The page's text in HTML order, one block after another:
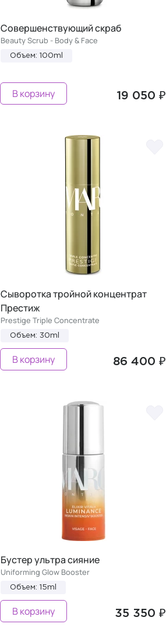
Совершенствующий скраб
Beauty Scrub - Body & Face
Объем: 100ml
19 050 ₽
В корзину
Сыворотка тройной концентрат
Престиж
Prestige Triple Concentrate
Объем: 30ml
86 400 ₽
В корзину
Бустер ультра сияние
Uniforming Glow Booster
Объем: 15ml
35 350 ₽
В корзину